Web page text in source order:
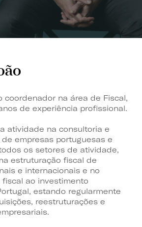
coordenador na área de Fiscal,
de experiência profissional.
atividade na consultoria e
empresas portuguesas e
os setores de atividade,
estruturação fiscal de
e internacionais e no
ao investimento
estando regularmente
reestruturações e